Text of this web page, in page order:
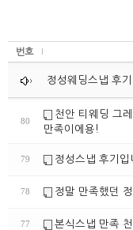
번호
정성웨딩스냅 후
80
천안 티웨딩 그
만족이에용!
79 정성스냅 후기
78 정말 만족했던
77 본식스냅 만족